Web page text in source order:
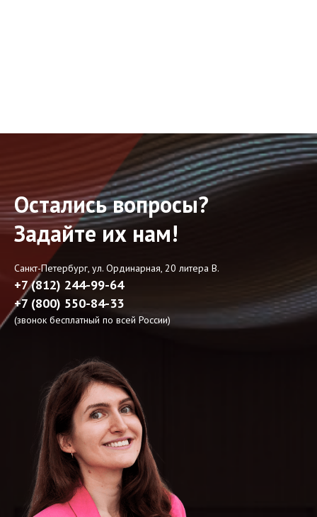
Остались вопросы?
Задайте их нам!
Санкт-Петербург, ул. Ординарная, 20 литера В.
+7 (812) 244-99-64
+7 (800) 550-84-33
(звонок бесплатный по всей России)